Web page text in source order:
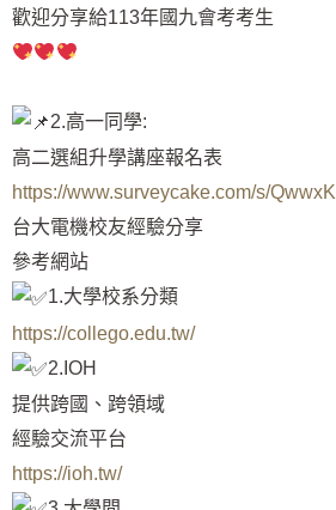
歡迎分享給113年國九會考考生
2.高一同學:
高二選組升學講座報名表
https://www.surveycake.com/s/QwwxK
台大電機校友經驗分享
參考網站
1.大學校系分類
https://collego.edu.tw/
2.IOH
提供跨國、跨領域
經驗交流平台
https://ioh.tw/